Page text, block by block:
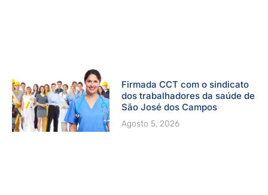
Firmada CCT com o sindicato
dos trabalhadores da saúde de
São José dos Campos
Agosto 5, 2026